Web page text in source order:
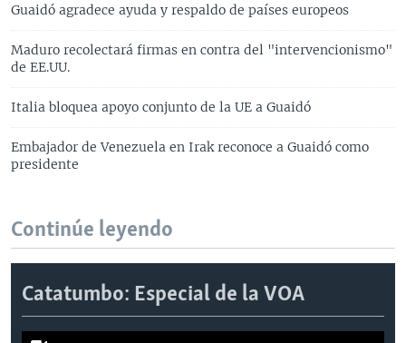
Guaidó agradece ayuda y respaldo de países europeos
Maduro recolectará firmas en contra del "intervencionismo"
de EE.UU.
Italia bloquea apoyo conjunto de la UE a Guaidó
Embajador de Venezuela en Irak reconoce a Guaidó como
presidente
Continúe leyendo
Catatumbo: Especial de la VOA